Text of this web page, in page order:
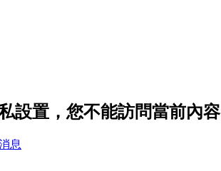
設置，您不能訪問當前內容
息